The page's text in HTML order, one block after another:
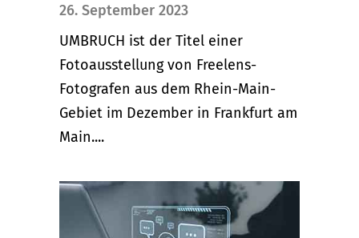
26. September 2023
UMBRUCH ist der Titel einer
Fotoausstellung von Freelens-
Fotografen aus dem Rhein-Main-
Gebiet im Dezember in Frankfurt am
Main....